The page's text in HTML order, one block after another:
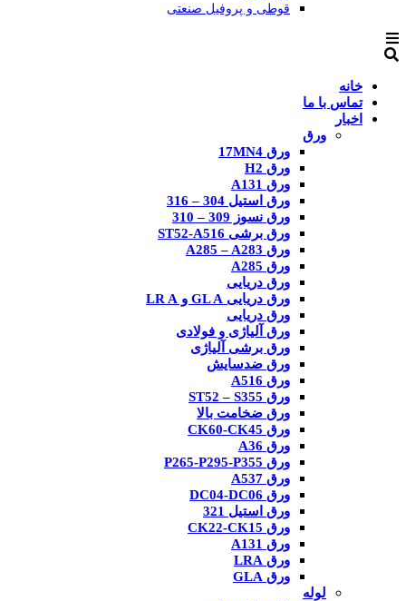
قوطی و پروفیل صنعتی
خانه
تماس با ما
اخبار
ورق
ورق 17MN4
ورق H2
ورق A131
ورق استیل 304 – 316
ورق نسوز 309 – 310
ورق برشی ST52-A516
ورق A285 – A283
ورق A285
ورق دریایی
ورق دریایی GL A و LR A
ورق دریایی
ورق آلیاژی و فولادی
ورق برشی آلیاژی
ورق ضدسایش
ورق A516
ورق ST52 – S355
ورق ضخامت بالا
ورق CK60-CK45
ورق A36
ورق P265-P295-P355
ورق A537
ورق DC04-DC06
ورق استیل 321
ورق CK22-CK15
ورق A131
ورق LRA
ورق GLA
لوله